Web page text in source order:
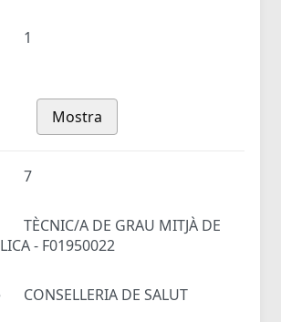
1
Mostra
7
TÈCNIC/A DE GRAU MITJÀ DE
- F01950022
CONSELLERIA DE SALUT